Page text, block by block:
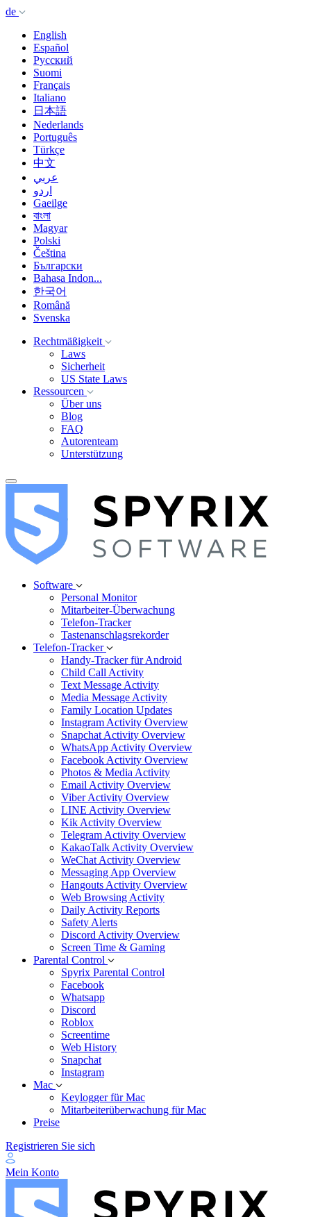
de
English
Español
Русский
Suomi
Français
Italiano
日本語
Nederlands
Português
Türkçe
中文
عربي
اردو
Gaeilge
বাংলা
Magyar
Polski
Čeština
Български
Bahasa Indon...
한국어
Română
Svenska
Rechtmäßigkeit
Laws
Sicherheit
US State Laws
Ressourcen
Über uns
Blog
FAQ
Autorenteam
Unterstützung
Software
Personal Monitor
Mitarbeiter-Überwachung
Telefon-Tracker
Tastenanschlagsrekorder
Telefon-Tracker
Handy-Tracker für Android
Child Call Activity
Text Message Activity
Media Message Activity
Family Location Updates
Instagram Activity Overview
Snapchat Activity Overview
WhatsApp Activity Overview
Facebook Activity Overview
Photos & Media Activity
Email Activity Overview
Viber Activity Overview
LINE Activity Overview
Kik Activity Overview
Telegram Activity Overview
KakaoTalk Activity Overview
WeChat Activity Overview
Messaging App Overview
Hangouts Activity Overview
Web Browsing Activity
Daily Activity Reports
Safety Alerts
Discord Activity Overview
Screen Time & Gaming
Parental Control
Spyrix Parental Control
Facebook
Whatsapp
Discord
Roblox
Screentime
Web History
Snapchat
Instagram
Mac
Keylogger für Mac
Mitarbeiterüberwachung für Mac
Preise
Registrieren Sie sich
Mein Konto